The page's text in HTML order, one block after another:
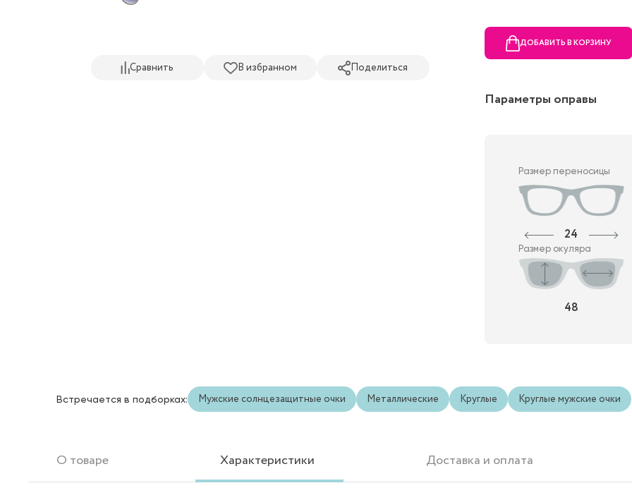
Сравнить В избранном Поделиться
ДОБАВИТЬ В КОРЗИНУ
Параметры оправы
Размер переносицы
24
Размер окуляра
48
Встречается в подборках: Мужские солнцезащитные очки Металлические Круглые Круглые мужские очки
О товаре Характеристики Доставка и оплата